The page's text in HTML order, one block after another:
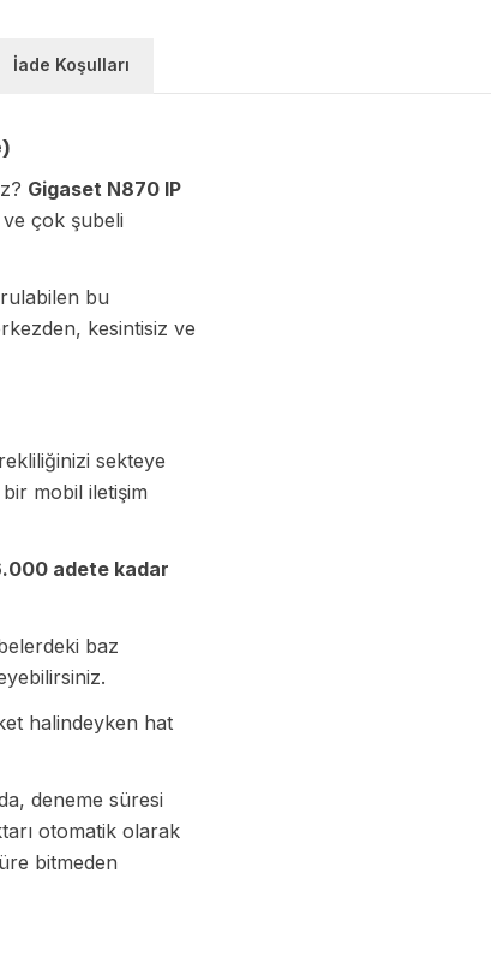
İade Koşulları
Gigaset N870 IP
çok şubeli
bu
kesintisiz ve
sekteye
bir mobil iletişim
adete kadar
baz
halindeyken hat
deneme süresi
otomatik olarak
bitmeden